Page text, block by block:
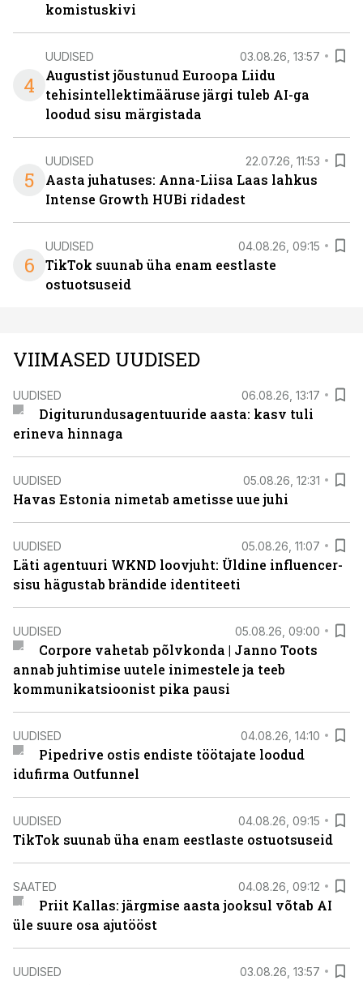
komistuskivi
4
UUDISED 03.08.26, 13:57
Augustist jõustunud Euroopa Liidu
tehisintellektimääruse järgi tuleb AI-ga
loodud sisu märgistada
5
UUDISED 22.07.26, 11:53
Aasta juhatuses: Anna-Liisa Laas lahkus
Intense Growth HUBi ridadest
6
UUDISED 04.08.26, 09:15
TikTok suunab üha enam eestlaste
ostuotsuseid
VIIMASED UUDISED
UUDISED 06.08.26, 13:17
Digiturundusagentuuride aasta: kasv tuli
erineva hinnaga
UUDISED 05.08.26, 12:31
Havas Estonia nimetab ametisse uue juhi
UUDISED 05.08.26, 11:07
Läti agentuuri WKND loovjuht: Üldine influencer-
sisu hägustab brändide identiteeti
UUDISED 05.08.26, 09:00
Corpore vahetab põlvkonda | Janno Toots
annab juhtimise uutele inimestele ja teeb
kommunikatsioonist pika pausi
UUDISED 04.08.26, 14:10
Pipedrive ostis endiste töötajate loodud
idufirma Outfunnel
UUDISED 04.08.26, 09:15
TikTok suunab üha enam eestlaste ostuotsuseid
SAATED 04.08.26, 09:12
Priit Kallas: järgmise aasta jooksul võtab AI
üle suure osa ajutööst
UUDISED 03.08.26, 13:57